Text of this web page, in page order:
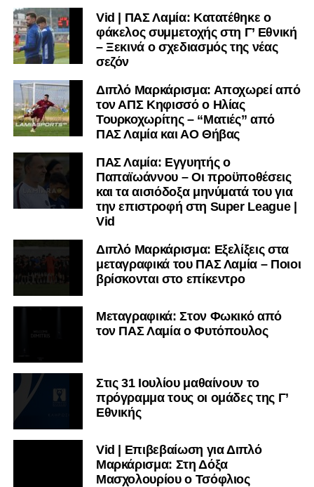
Vid | ΠΑΣ Λαμία: Κατατέθηκε ο
φάκελος συμμετοχής στη Γ’ Εθνική
– Ξεκινά ο σχεδιασμός της νέας
σεζόν
Διπλό Μαρκάρισμα: Αποχωρεί από
τον ΑΠΣ Κηφισσό ο Ηλίας
Τουρκοχωρίτης – “Ματιές” από
ΠΑΣ Λαμία και ΑΟ Θήβας
ΠΑΣ Λαμία: Εγγυητής ο
Παπαϊωάννου – Οι προϋποθέσεις
και τα αισιόδοξα μηνύματά του για
την επιστροφή στη Super League |
Vid
Διπλό Μαρκάρισμα: Εξελίξεις στα
μεταγραφικά του ΠΑΣ Λαμία – Ποιοι
βρίσκονται στο επίκεντρο
Μεταγραφικά: Στον Φωκικό από
τον ΠΑΣ Λαμία ο Φυτόπουλος
Στις 31 Ιουλίου μαθαίνουν το
πρόγραμμα τους οι ομάδες της Γ’
Εθνικής
Vid | Επιβεβαίωση για Διπλό
Μαρκάρισμα: Στη Δόξα
Μασχολουρίου ο Τσόφλιος